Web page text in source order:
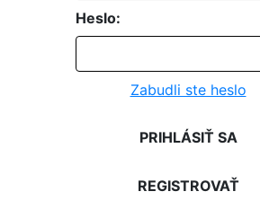
Heslo:
Zabudli ste heslo
PRIHLÁSIŤ SA
REGISTROVAŤ